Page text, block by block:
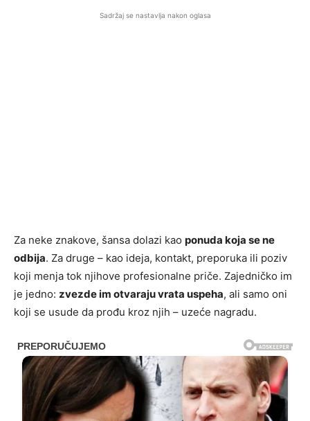
Sadržaj se nastavlja nakon oglasa
Za neke znakove, šansa dolazi kao ponuda koja se ne
odbija. Za druge – kao ideja, kontakt, preporuka ili poziv
koji menja tok njihove profesionalne priče. Zajedničko im
je jedno: zvezde im otvaraju vrata uspeha, ali samo oni
koji se usude da prođu kroz njih – uzeće nagradu.